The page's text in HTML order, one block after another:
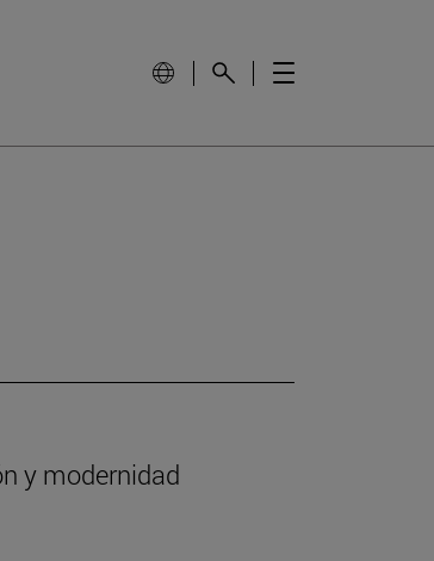
y modernidad